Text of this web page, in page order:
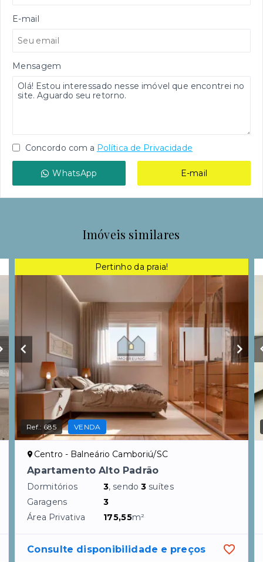
E-mail
Mensagem
Concordo com a Política de Privacidade
WhatsApp E-mail
Imóveis similares
Pertinho da praia!
Ref.: 685 VENDA
Centro - Balneário Camboriú/SC
Apartamento Alto Padrão
Dormitórios 3, sendo3 suítes
Garagens
3
Área Privativa
175,55m²
Consulte disponibilidade e preços